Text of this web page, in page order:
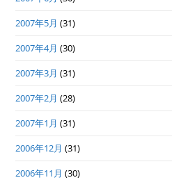
2007年5月 (31)
2007年4月 (30)
2007年3月 (31)
2007年2月 (28)
2007年1月 (31)
2006年12月 (31)
2006年11月 (30)